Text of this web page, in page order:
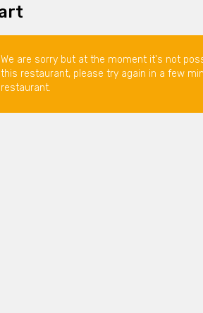
We are sorry but at the moment it's not
this restaurant, please try again in a few
restaurant.